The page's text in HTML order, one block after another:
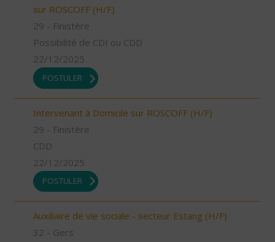
sur ROSCOFF (H/F)
29 - Finistère
Possibilité de CDI ou CDD
22/12/2025
POSTULER
Intervenant à Domicile sur ROSCOFF (H/F)
29 - Finistère
CDD
22/12/2025
POSTULER
Auxiliaire de vie sociale - secteur Estang (H/F)
32 - Gers